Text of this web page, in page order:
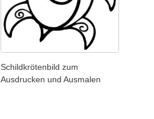
Schildkrötenbild zum
Ausdrucken und Ausmalen